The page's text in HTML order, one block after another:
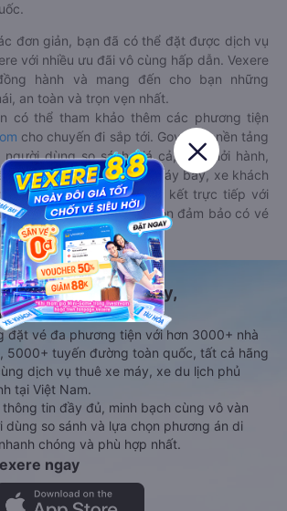
đơn giản, bạn đã có thể đặt được dịch vụ
với nhiều ưu đãi vô cùng hấp dẫn. Vexere
hành và mang đến cho bạn những
an toàn và trọn vẹn nhất.
có thể tham khảo thêm các phương tiện
cho chuyến đi sắp tới. Goyolo là nền tảng
dùng so sánh giá cả, giờ khởi hành,
của nhiều phương tiện máy bay, xe khách
của Goyolo được liên kết trực tiếp với
xe khách và tàu hoả, luôn đảm bảo có vé
Xe khách, Máy bay,
xe
đặt vé đa phương tiện với hơn 3000+ nhà
5000+ tuyến đường toàn quốc, tất cả hãng
dịch vụ thuê xe máy, xe du lịch phủ
tại Việt Nam.
tin đầy đủ, minh bạch cùng vô vàn
dùng so sánh và lựa chọn phương án di
chóng và phù hợp nhất.
ngay